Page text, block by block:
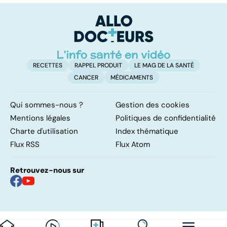
traitements
RECETTES RAPPEL PRODUIT
LE MAG DE LA SANTÉ
CANCER
MÉDICAMENTS
Qui sommes-nous ?
Gestion des cookies
Mentions légales
Politiques de confidentialité
Charte d'utilisation
Index thématique
Flux RSS
Flux Atom
Retrouvez-nous sur